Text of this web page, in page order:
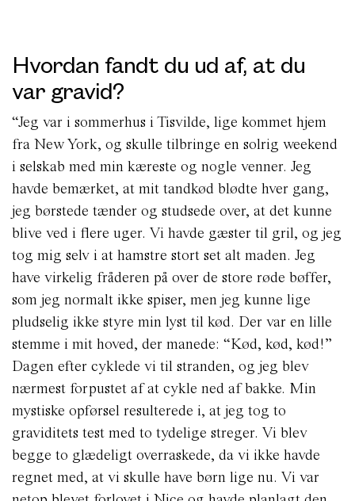
Hvordan fandt du ud af, at du
var gravid?
“Jeg var i sommerhus i Tisvilde, lige kommet hjem
fra New York, og skulle tilbringe en solrig weekend
i selskab med min kæreste og nogle venner. Jeg
havde bemærket, at mit tandkød blødte hver gang,
jeg børstede tænder og studsede over, at det kunne
blive ved i flere uger. Vi havde gæster til gril, og jeg
tog mig selv i at hamstre stort set alt maden. Jeg
have virkelig fråderen på over de store røde bøffer,
som jeg normalt ikke spiser, men jeg kunne lige
pludselig ikke styre min lyst til kød. Der var en lille
stemme i mit hoved, der manede: “Kød, kød, kød!”
Dagen efter cyklede vi til stranden, og jeg blev
nærmest forpustet af at cykle ned af bakke. Min
mystiske opførsel resulterede i, at jeg tog to
graviditets test med to tydelige streger. Vi blev
begge to glædeligt overraskede, da vi ikke havde
regnet med, at vi skulle have børn lige nu. Vi var